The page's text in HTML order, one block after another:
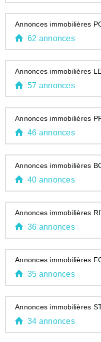
Annonces immobilières
62 annonces
Annonces immobilières
57 annonces
Annonces immobilières
46 annonces
Annonces immobilières
40 annonces
Annonces immobilières
36 annonces
Annonces immobilières
35 annonces
Annonces immobilières
34 annonces